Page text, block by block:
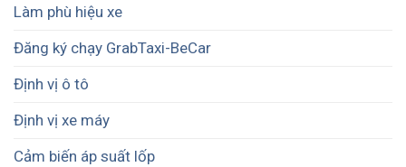
Làm phù hiệu xe
Đăng ký chạy GrabTaxi-BeCar
Định vị ô tô
Định vị xe máy
Cảm biến áp suất lốp